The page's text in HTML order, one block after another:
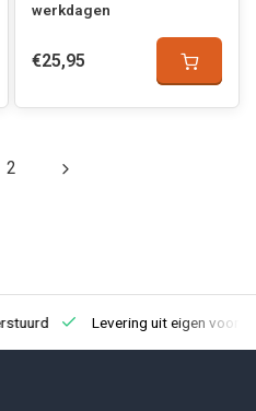
werkdagen
€25,95
2
Levering uit eigen